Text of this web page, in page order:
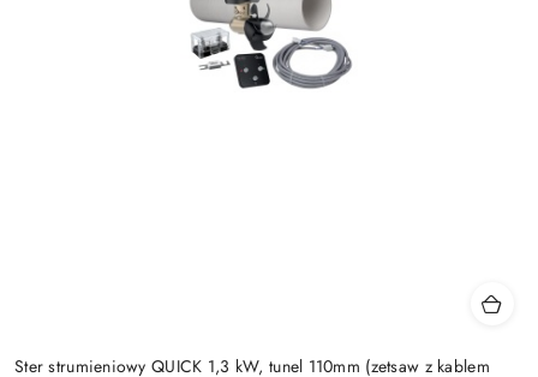
Ster strumieniowy QUICK 1,3 kW, tunel 110mm (zetsaw z kablem